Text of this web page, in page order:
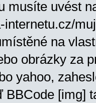
musíte uvést
internetu.cz/
na
obrázky za
yahoo,
BBCode [img]